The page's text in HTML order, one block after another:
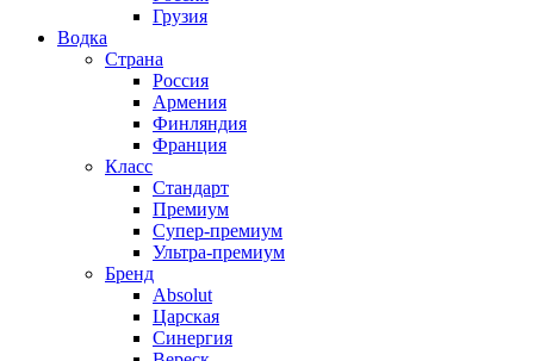
Грузия
Водка
Страна
Россия
Армения
Финляндия
Франция
Класс
Стандарт
Премиум
Супер-премиум
Ультра-премиум
Бренд
Absolut
Царская
Синергия